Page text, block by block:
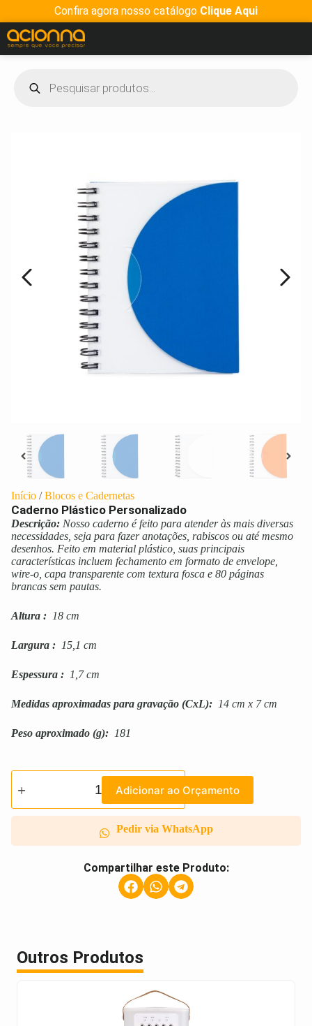
Confira agora nosso catálogo Clique Aqui
Início /Blocos e Cadernetas
Caderno Plástico Personalizado
Descrição: Nosso caderno é feito para atender às mais diversas
necessidades, seja para fazer anotações, rabiscos ou até mesmo
desenhos. Feito em material plástico, suas principais
características incluem fechamento em formato de envelope,
wire-o, capa transparente com textura fosca e 80 páginas
brancas sem pautas.
Altura : 18 cm
Largura : 15,1 cm
Espessura : 1,7 cm
Medidas aproximadas para gravação (CxL): 14 cm x 7 cm
Peso aproximado (g): 181
Adicionar ao Orçamento
Pedir via WhatsApp
Compartilhar este Produto:
Outros Produtos